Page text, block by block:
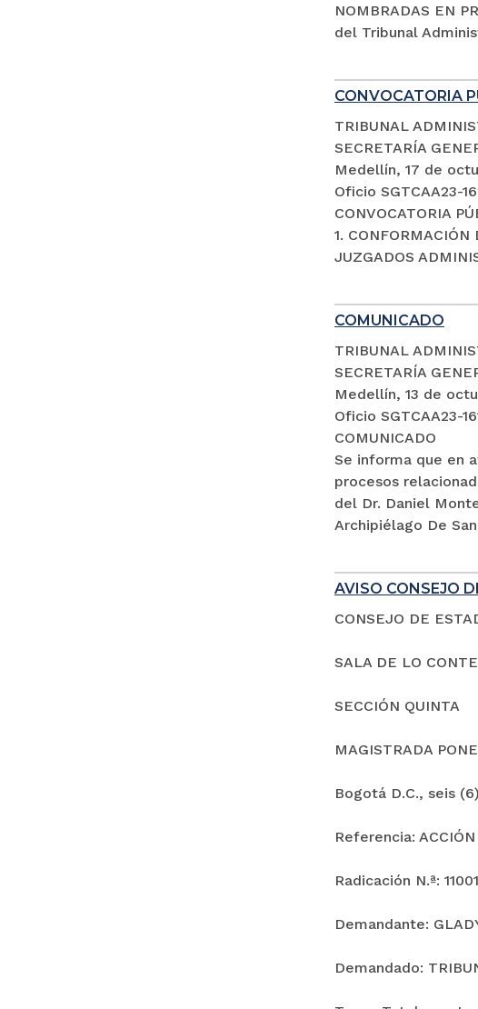
NOMBRADAS EN
del Tribunal
CONVOCATORIA
TRIBUNAL
SECRETARÍA
Medellín, 17 de
Oficio SGTCAA23-
CONVOCATORIA
1.
JUZGADOS
COMUNICADO
TRIBUNAL
SECRETARÍA
Medellín, 13 de
Oficio SGTCAA23-
COMUNICADO
Se informa que en
procesos
del Dr. Daniel
Archipiélago De
AVISO CONSEJO
CONSEJO DE
SALA DE LO
SECCIÓN QUINTA
MAGISTRADA
Bogotá D.C., seis
Referencia:
Radicación N.ª:
Demandante:
Demandado: